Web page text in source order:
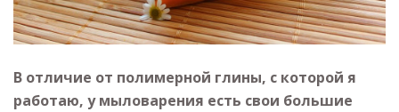
В отличие от полимерной глины, с которой я
работаю, у мыловарения есть свои большие